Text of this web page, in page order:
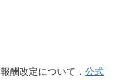
酬改定について．公式